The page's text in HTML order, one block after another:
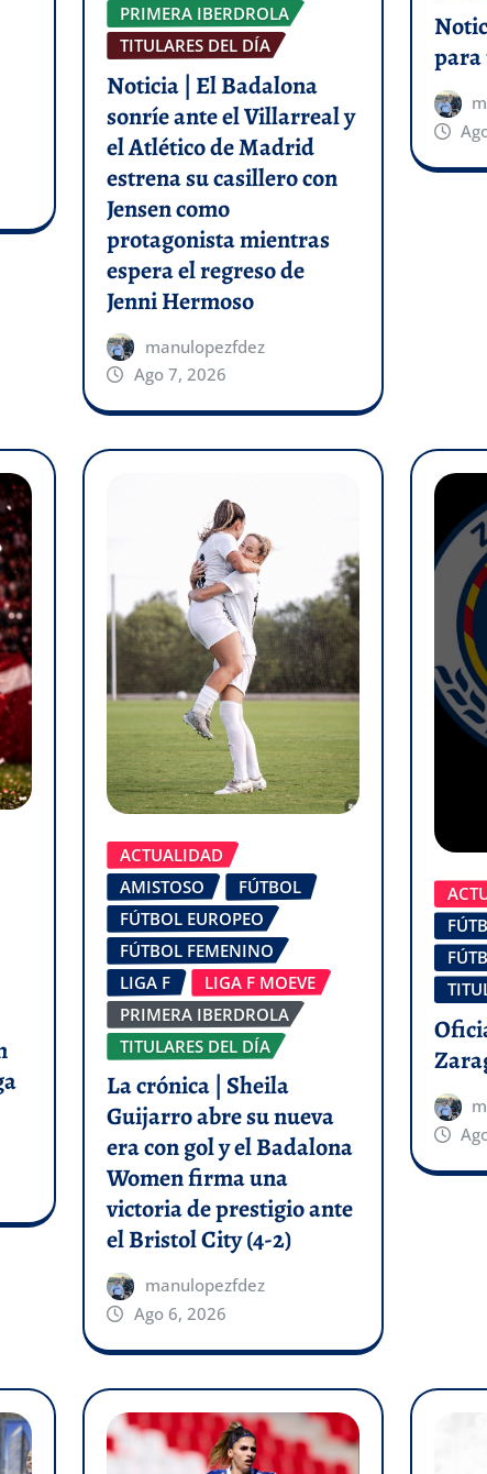
PRIMERA IBERDROLA
TITULARES DEL DÍA
Noticia | El Badalona
sonríe ante el Villarreal y
el Atlético de Madrid
estrena su casillero con
Jensen como
protagonista mientras
espera el regreso de
Jenni Hermoso
manulopezfdez
Ago 7, 2026
para
ACTUALIDAD
AMISTOSO
FÚTBOL
FÚTBOL EUROPEO
FÚTBOL FEMENINO
LIGA F
LIGA F MOEVE
PRIMERA IBERDROLA
TITULARES DEL DÍA
La crónica | Sheila
Guijarro abre su nueva
era con gol y el Badalona
Women firma una
victoria de prestigio ante
el Bristol City (4-2)
manulopezfdez
Ago 6, 2026